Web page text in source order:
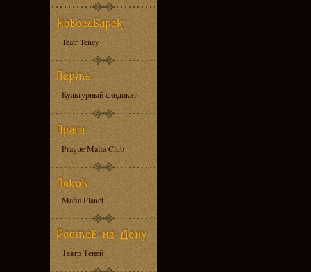
Teatr Teney
Культурный синдикат
Prague Mafia Club
Mafia Planet
Театр Теней